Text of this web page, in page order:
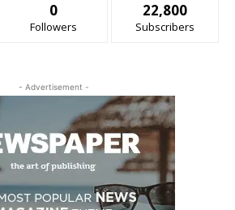
0
Followers
22,800
Subscribers
- Advertisement -